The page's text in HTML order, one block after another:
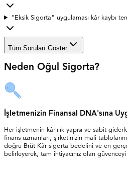
"Eksik Sigorta" uygulaması kâr kaybı
Tüm Soruları Göster
Neden Oğul Sigorta?
İşletmenizin Finansal DNA'sına
Her işletmenin kârlılık yapısı ve sabit
finans uzmanları, şirketinizin mali
doğru Brüt Kâr sigorta bedelini ve en
belirleyerek, tam ihtiyacınız olan